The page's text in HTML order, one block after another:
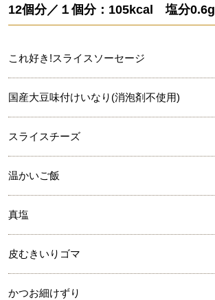
12個分／１個分：105kcal 塩分0.6g
これ好き!スライスソーセージ
国産大豆味付けいなり(消泡剤不使用)
スライスチーズ
温かいご飯
真塩
皮むきいりゴマ
かつお細けずり